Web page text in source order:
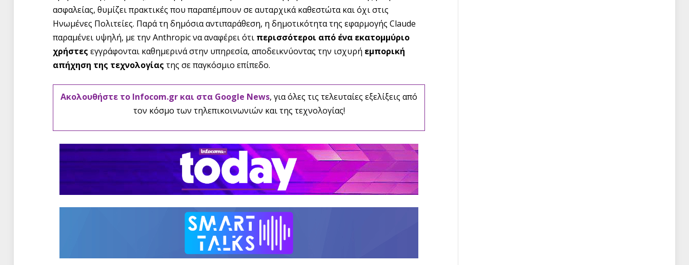
ασφαλείας, θυμίζει πρακτικές που παραπέμπουν σε αυταρχικά καθεστώτα και όχι στις
Ηνωμένες Πολιτείες. Παρά τη δημόσια αντιπαράθεση, η δημοτικότητα της εφαρμογής Claude
παραμένει υψηλή, με την Anthropic να αναφέρει ότι περισσότεροι από ένα εκατομμύριο
χρήστες εγγράφονται καθημερινά στην υπηρεσία, αποδεικνύοντας την ισχυρή εμπορική
απήχηση της τεχνολογίας της σε παγκόσμιο επίπεδο.
Ακολουθήστε το Infocom.gr και στα Google News, για όλες τις τελευταίες εξελίξεις από
τον κόσμο των τηλεπικοινωνιών και της τεχνολογίας!